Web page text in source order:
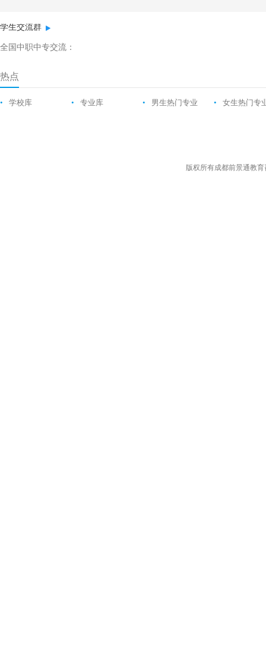
学生交流群
全国中职中专交流：
热点
• 学校库 • 专业库 • 男生热门专业 • 女生热门专
版权所有成都前景通教